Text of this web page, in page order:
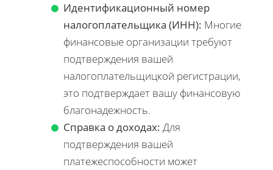
Идентификационный номер
налогоплательщика (ИНН): Многие
финансовые организации требуют
подтверждения вашей
налогоплательщицкой регистрации,
это подтверждает вашу финансовую
благонадежность.
Справка о доходах: Для
подтверждения вашей
платежеспособности может